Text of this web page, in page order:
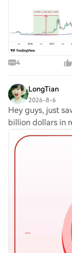
4
LongTian
2026-8-6
Hey guys, just
billion dollars in
That’s wild,
a while. TBH, it's